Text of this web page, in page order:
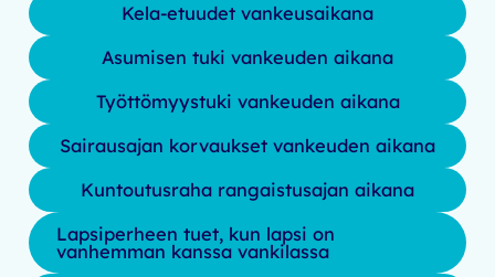
Kela-etuudet vankeusaikana
Asumisen tuki vankeuden aikana
Työttömyystuki vankeuden aikana
Sairausajan korvaukset vankeuden aikana
Kuntoutusraha rangaistusajan aikana
Lapsiperheen tuet, kun lapsi on
vanhemman kanssa vankilassa